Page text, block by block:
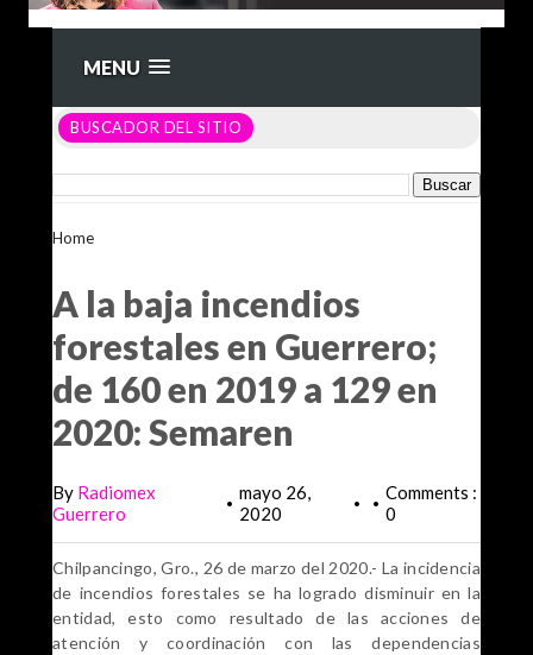
MENU
BUSCADOR DEL SITIO
Home
A la baja incendios
forestales en Guerrero;
de 160 en 2019 a 129 en
2020: Semaren
By Radiomex
Guerrero
• mayo 26,
2020
• • Comments :
0
Chilpancingo, Gro., 26 de marzo del 2020.- La incidencia
de incendios forestales se ha logrado disminuir en la
entidad, esto como resultado de las acciones de
atención y coordinación con las dependencias